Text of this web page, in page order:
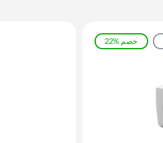
22% خصم